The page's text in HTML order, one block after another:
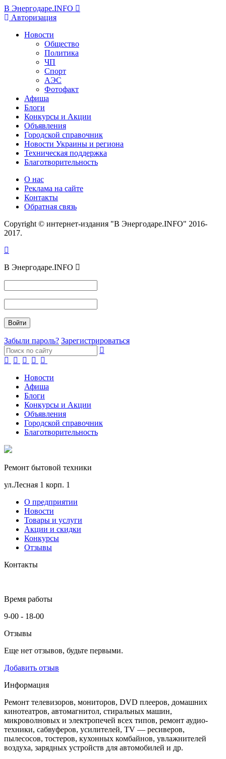
В Энергодаре.INFO
Авторизация
Новости
Общество
Политика
ЧП
Спорт
АЭС
Фотофакт
Афиша
Блоги
Конкурсы и Акции
Объявления
Городской справочник
Новости Украины и региона
Техническая поддержка
Благотворительность
О нас
Реклама на сайте
Контакты
Обратная связь
Copyright © интернет-издания "В Энергодаре.INFO" 2016-
2017.
В Энергодаре.INFO
Забыли пароль? Зарегистрироваться
Новости
Афиша
Блоги
Конкурсы и Акции
Объявления
Городской справочник
Благотворительность
Ремонт бытовой техники
ул.Лесная 1 корп. 1
О предприятии
Новости
Товары и услуги
Акции и скидки
Конкурсы
Отзывы
Контакты
Время работы
9-00 - 18-00
Отзывы
Еще нет отзывов, будьте первыми.
Добавить отзыв
Информация
Ремонт телевизоров, мониторов, DVD плееров, домашних
кинотеатров, автомагнитол, стиральных машин,
микроволновых и электропечей всех типов, ремонт аудио-
техники, сабвуферов, усилителей, TV — ресиверов,
пылесосов, тостеров, кухонных комбайнов, увлажнителей
воздуха, зарядных устройств для автомобилей и др.